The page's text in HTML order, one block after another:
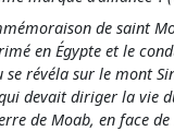
de saint
en Égypte et le
se révéla sur le mont
devait diriger la vie
de Moab, en face